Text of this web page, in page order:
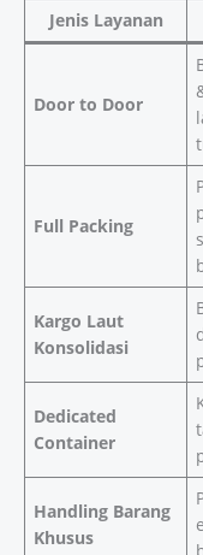
Jenis Layanan
Door to Door
Full Packing
Kargo Laut
Konsolidasi
Dedicated
Container
Handling Barang
Khusus